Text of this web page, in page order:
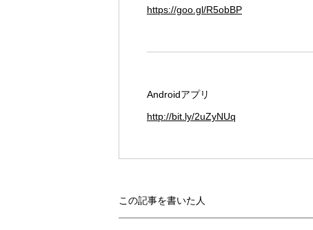
https://goo.gl/R5obBP
Androidアプリ
http://bit.ly/2uZyNUq
この記事を書いた人